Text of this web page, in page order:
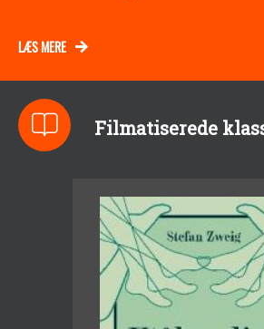
LÆS MERE
Filmatiserede